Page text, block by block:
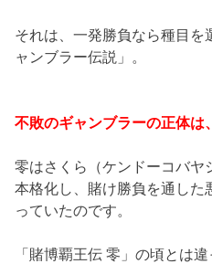
それは、一発勝負なら種目を
ャンブラー伝説」。
不敗のギャンブラーの正体は
零はさくら（ケンドーコバヤ
本格化し、賭け勝負を通した
っていたのです。
「賭博覇王伝 零」の頃とは